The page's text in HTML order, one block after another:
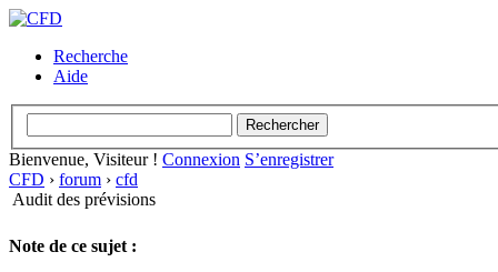
Recherche
Aide
Bienvenue, Visiteur ! Connexion S’enregistrer
CFD › forum › cfd
Audit des prévisions
Note de ce sujet :